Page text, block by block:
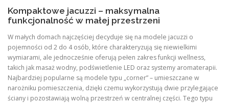
Kompaktowe jacuzzi – maksymalna
funkcjonalność w małej przestrzeni
W małych domach najczęściej decyduje się na modele jacuzzi o
pojemności od 2 do 4 osób, które charakteryzują się niewielkimi
wymiarami, ale jednocześnie oferują pełen zakres funkcji wellness,
takich jak masaż wodny, podświetlenie LED oraz systemy aromaterapii.
Najbardziej popularne są modele typu „corner” – umieszczane w
narożniku pomieszczenia, dzięki czemu wykorzystują dwie przylegające
ściany i pozostawiają wolną przestrzeń w centralnej części. Tego typu